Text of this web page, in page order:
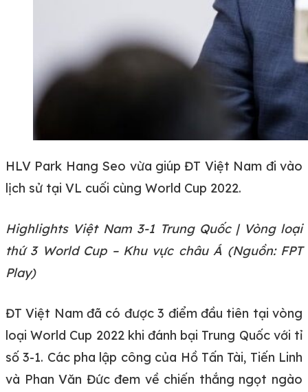
HLV Park Hang Seo vừa giúp ĐT Việt Nam đi vào
lịch sử tại VL cuối cùng World Cup 2022.
Highlights Việt Nam 3-1 Trung Quốc | Vòng loại
thứ 3 World Cup – Khu vực châu Á (Nguồn: FPT
Play)
ĐT Việt Nam đã có được 3 điểm đầu tiên tại vòng
loại World Cup 2022 khi đánh bại Trung Quốc với tỉ
số 3-1. Các pha lập công của Hồ Tấn Tài, Tiến Linh
và Phan Văn Đức đem về chiến thắng ngọt ngào